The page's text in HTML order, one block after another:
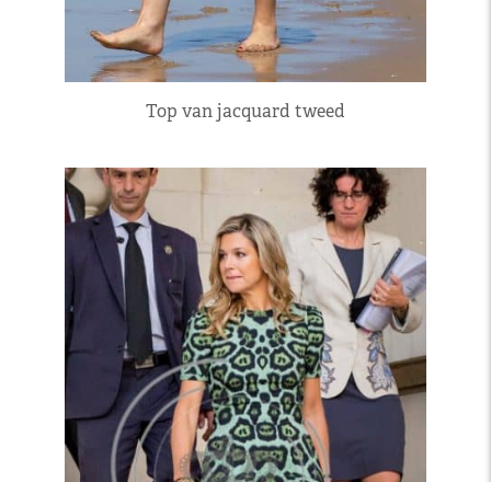
Top van jacquard tweed